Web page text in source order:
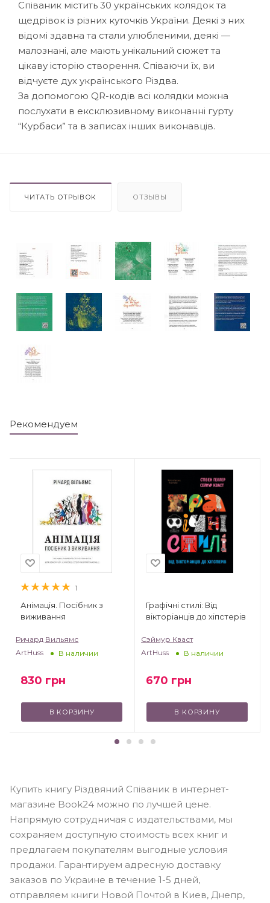
Співаник містить 30 українських колядок та
щедрівок із різних куточків України. Деякі з них
відомі здавна та стали улюбленими, деякі —
малознані, але мають унікальний сюжет та
цікаву історію створення. Співаючи їх, ви
відчуєте дух українського Різдва.
За допомогою QR-кодів всі колядки можна
послухати в ексклюзивному виконанні гурту
“Курбаси” та в записах інших виконавців.
ЧИТАТЬ ОТРЫВОК ОТЗЫВЫ
Рекомендуем
1
Анімація. Посібник з
виживання
Ричард Вильямс
ArtHuss
В наличии
830 грн
В КОРЗИНУ
Графічні стилі: Від
вікторіанців до хіпстерів
Сэймур Кваст
ArtHuss
В наличии
670 грн
В КОРЗИНУ
Купить книгу Різдвяний Співаник в интернет-
магазине Book24 можно по лучшей цене.
Напрямую сотрудничая с издательствами, мы
сохраняем доступную стоимость всех книг и
предлагаем покупателям выгодные условия
продажи. Гарантируем адресную доставку
заказов по Украине в течение 1-5 дней,
отправляем книги Новой Почтой в Киев, Днепр,